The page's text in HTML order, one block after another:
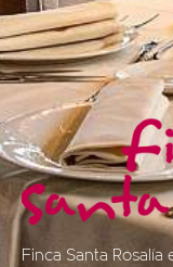
Finca Santa